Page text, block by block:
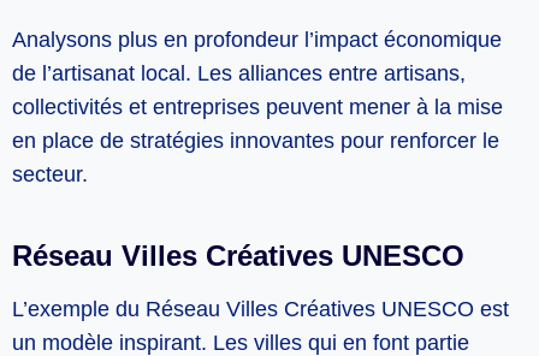
Analysons plus en profondeur l’impact économique
de l’artisanat local. Les alliances entre artisans,
collectivités et entreprises peuvent mener à la mise
en place de stratégies innovantes pour renforcer le
secteur.
Réseau Villes Créatives UNESCO
L’exemple du Réseau Villes Créatives UNESCO est
un modèle inspirant. Les villes qui en font partie